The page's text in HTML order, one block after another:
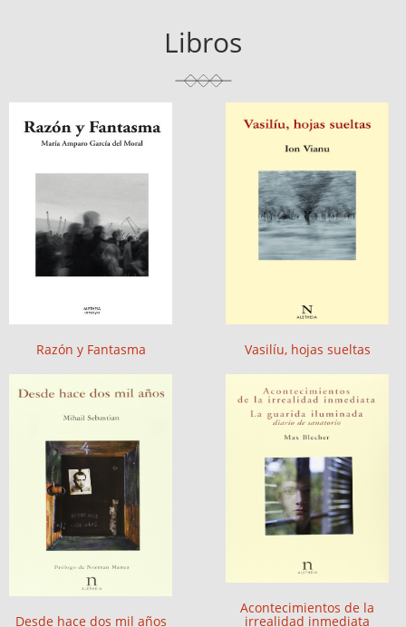
Libros
Razón y Fantasma Vasilíu, hojas sueltas
Desde hace dos mil años
Acontecimientos de la
irrealidad inmediata